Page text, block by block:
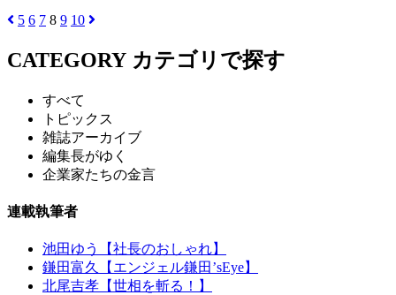
5 6 7 8 9 10
CATEGORY カテゴリで探す
すべて
トピックス
雑誌アーカイブ
編集長がゆく
企業家たちの金言
連載執筆者
池田ゆう【社長のおしゃれ】
鎌田富久【エンジェル鎌田’sEye】
北尾吉孝【世相を斬る！】